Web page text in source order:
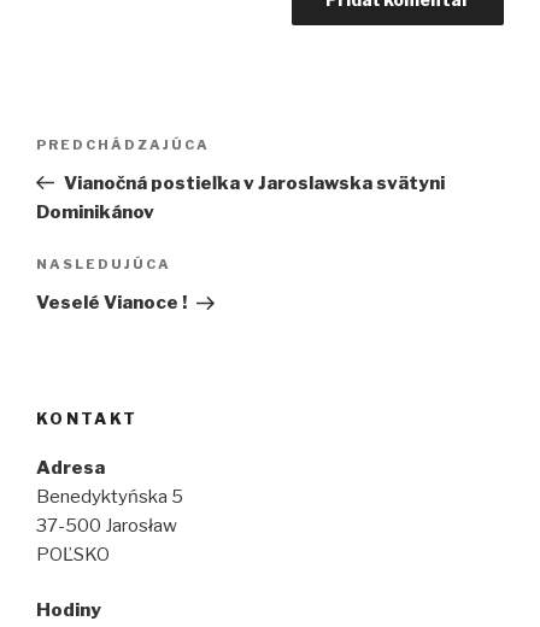
Navigácia
článku
Predchádzajúci
článok
PREDCHÁDZAJÚCA
Vianočná postieľka v Jaroslawska svätyni
Dominikánov
Ďalší
článok
NASLEDUJÚCA
Veselé Vianoce !
KONTAKT
Adresa
Benedyktyńska 5
37-500 Jarosław
POĽSKO
Hodiny